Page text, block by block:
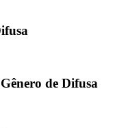
de Difusa